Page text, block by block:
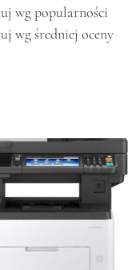
wg popularności
wg średniej oceny